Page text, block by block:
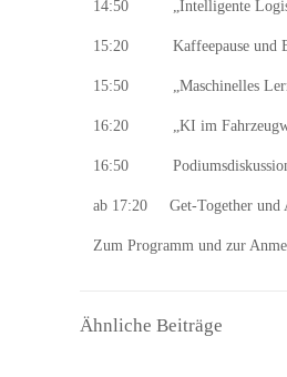
14:50 „Intelligente Logistik
15:20 Kaffeepause und
15:50 „Maschinelles
16:20 „KI im Fahrzeugwerk
16:50
ab 17:20 Get-Together und
Zum Programm und zur
Ähnliche Beiträge